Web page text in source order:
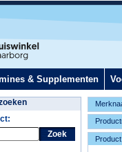
& Supplementen
Zoek
Product: